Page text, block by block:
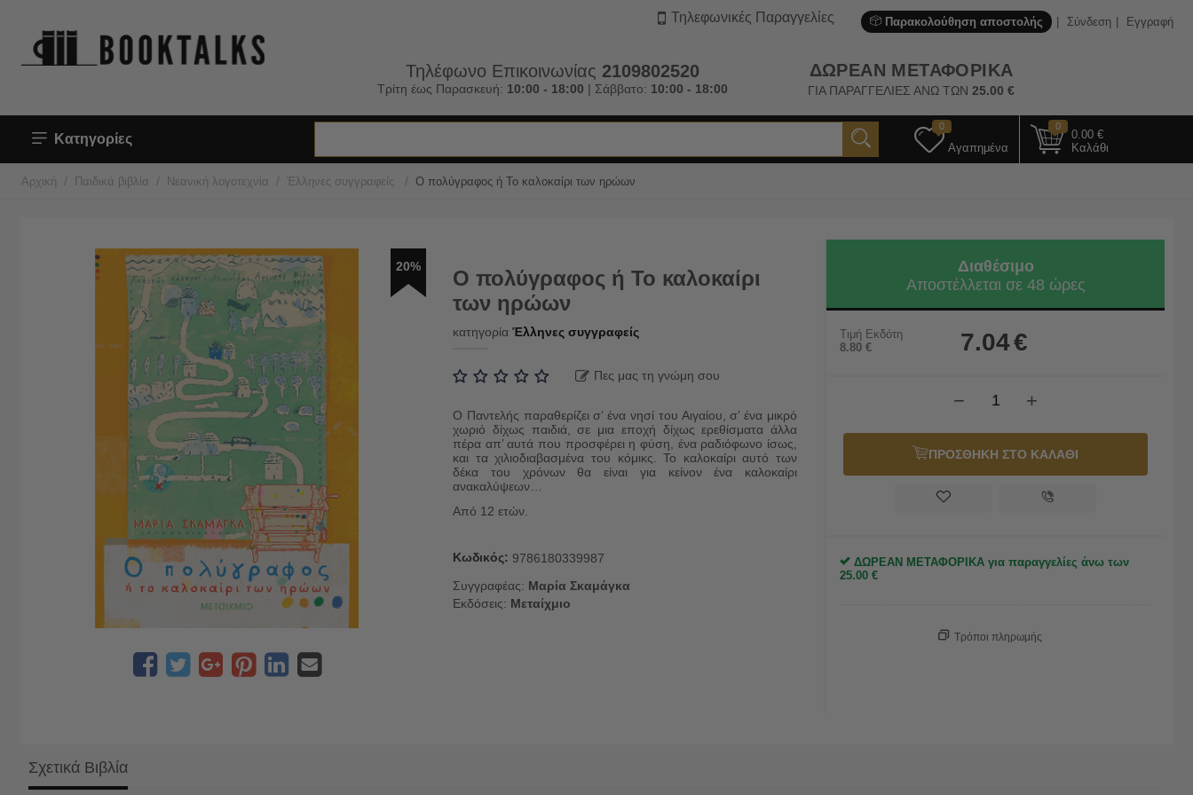
Παρακολούθηση αποστολής Σύνδεση Εγγραφή
Τηλεφωνικές Παραγγελίες
Τηλέφωνο Επικοινωνίας 2109802520
Τρίτη έως Παρασκευή: 10:00 - 18:00 | Σάββατο: 10:00 - 18:00
ΔΩΡΕΑΝ ΜΕΤΑΦΟΡΙΚΑ
ΓΙΑ ΠΑΡΑΓΓΕΛΙΕΣ ΑΝΩ ΤΩΝ25.00 €
Κατηγορίες
0
Αγαπημένα
0
0.00 €
Καλάθι
Αρχική / Παιδικά βιβλία / Νεανική λογοτεχνία / Έλληνες συγγραφείς / Ο πολύγραφος ή Το καλοκαίρι των ηρώων
20%
Ο πολύγραφος ή Το καλοκαίρι
των ηρώων
κατηγορία Έλληνες συγγραφείς
Πες μας τη γνώμη σου
Ο Παντελής παραθερίζει σ’ ένα νησί του Αιγαίου, σ’ ένα μικρό
χωριό δίχως παιδιά, σε μια εποχή δίχως ερεθίσματα άλλα
πέρα απ’ αυτά που προσφέρει η φύση, ένα ραδιόφωνο ίσως,
και τα χιλιοδιαβασμένα του κόμικς. Το καλοκαίρι αυτό των
δέκα του χρόνων θα είναι για κείνον ένα καλοκαίρι
ανακαλύψεων…
Από 12 ετών.
Κωδικός: 9786180339987
Συγγραφέας: Μαρία Σκαμάγκα
Εκδόσεις: Μεταίχμιο
Διαθέσιμο
Αποστέλλεται σε 48 ώρες
Τιμή Εκδότη
8.80 € 7.04€
+
−
ΠΡΟΣΘΗΚΗ ΣΤΟ ΚΑΛΑΘΙ
ΔΩΡΕΑΝ ΜΕΤΑΦΟΡΙΚΑ για παραγγελίες άνω των
25.00 €
Τρόποι πληρωμής
Σχετικά Βιβλία